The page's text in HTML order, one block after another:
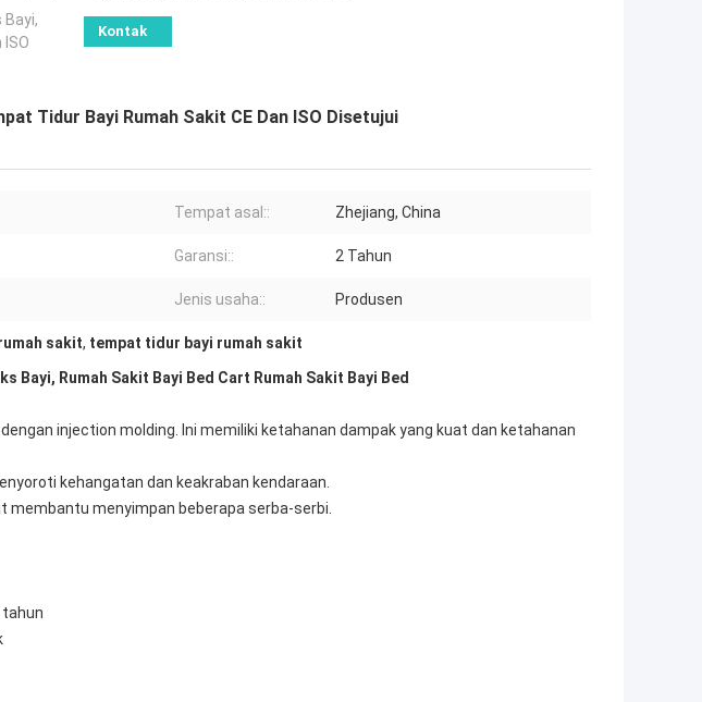
Bayi,
Kontak
Tidur Bayi Rumah Sakit CE Dan ISO Disetujui
Tempat asal:: Zhejiang, China
Garansi:: 2 Tahun
Jenis usaha:: Produsen
sakit, tempat tidur bayi rumah sakit
Bayi, Rumah Sakit Bayi Bed Cart Rumah Sakit Bayi Bed
injection molding. Ini memiliki ketahanan dampak yang kuat dan ketahanan
kehangatan dan keakraban kendaraan.
membantu menyimpan beberapa serba-serbi.